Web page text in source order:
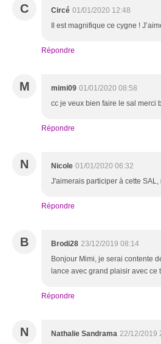
C Circé 01/01/2020 12:48
Il est magnifique ce cygne !
Répondre
M mimi09 01/01/2020 08:58
cc je veux bien faire le sal merci
Répondre
N Nicole 01/01/2020 06:32
J'aimerais participer à cette
Répondre
B Brodi28 23/12/2019 08:14
Bonjour Mimi, je serai contente
lance avec grand plaisir avec
Répondre
N Nathalie Sandrama 22/12/2019